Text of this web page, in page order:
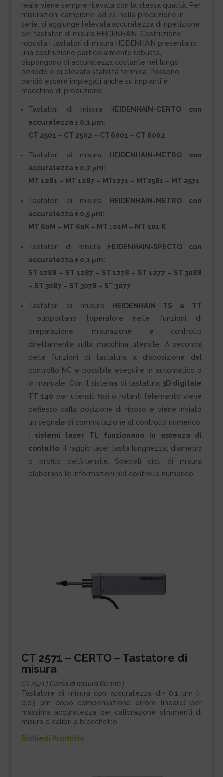
reale viene sempre rilevata con la stessa qualità. Per
misurazioni campione, ad es. nella produzione in
serie, si aggiunge l’elevata accuratezza di ripetizione
dei tastatori di misura HEIDENHAIN. Costruzione
robusta I tastatori di misura HEIDENHAIN presentano
una costruzione particolarmente robusta,
dispongono di accuratezza costante nel lungo
periodo e di elevata stabilità termica. Possono
perciò essere impiegati anche su impianti e
macchine di produzione.
Tastatori di misura
HEIDENHAIN-CERTO con
accuratezza ± 0,1 μm:
CT 2501 – CT 2502 – CT 6001 – CT 6002
Tastatori di misura
HEIDENHAIN-METRO con
accuratezza ± 0,2 μm:
MT 1281 – MT 1287 – MT1271 – MT2581 – MT 2571
Tastatori di misura
HEIDENHAIN-METRO con
accuratezza ± 0,5 μm:
MT 60M – MT 60K – MT 101M – MT 101 K
Tastatori di misura
HEIDENHAIN-SPECTO con
accuratezza ± 0,1 μm:
ST 1288 – ST 1287 – ST 1278 – ST 1277 – ST 3088
– ST 3087 – ST 3078 – ST 3077
Tastatori di musura
HEIDENHAIN TS e TT
supportano l’operatore nelle funzioni di
preparazione, misurazione e controllo
direttamente sulla macchina utensile. A seconda
delle funzioni di tastatura a disposizione del
controllo NC è possibile eseguire in automatico o
in manuale. Con il sistema di tastatura 3D digitale
TT 140 per utensili fissi o rotanti l’elemento viene
deflesso dalla posizione di riposo e viene inviato
un segnale di commutazione al controllo numerico.
sistemi laser TL funzionano in assenza di
contatto. Il raggio laser tasta lunghezza, diametro
o profilo dell’utensile. Speciali cicli di misura
elaborano le informazioni nel controllo numerico.
CT 2571 – CERTO – Tastatore di
misura
CT 2571 [ Corsa di misura 60 mm ]
Tastatore di misura con accuratezza di± 0,1 µm (±
0,03 µm dopo compensazione errore lineare) per
massima accuratezza per calibrazione strumenti di
misura e calibri a blocchetto.
Richiedi Prodotto